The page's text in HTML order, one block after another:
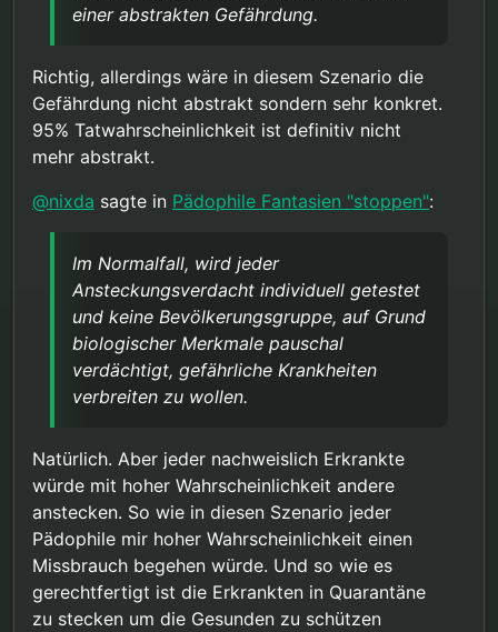
einer abstrakten Gefährdung.
Richtig, allerdings wäre in diesem Szenario die
Gefährdung nicht abstrakt sondern sehr konkret.
95% Tatwahrscheinlichkeit ist definitiv nicht
mehr abstrakt.
@nixda sagte in Pädophile Fantasien "stoppen":
Im Normalfall, wird jeder
Ansteckungsverdacht individuell getestet
und keine Bevölkerungsgruppe, auf Grund
biologischer Merkmale pauschal
verdächtigt, gefährliche Krankheiten
verbreiten zu wollen.
Natürlich. Aber jeder nachweislich Erkrankte
würde mit hoher Wahrscheinlichkeit andere
anstecken. So wie in diesen Szenario jeder
Pädophile mir hoher Wahrscheinlichkeit einen
Missbrauch begehen würde. Und so wie es
gerechtfertigt ist die Erkrankten in Quarantäne
zu stecken um die Gesunden zu schützen